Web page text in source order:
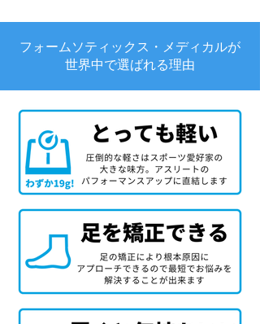
フォームソティックス・メディカルが
世界中で選ばれる理由